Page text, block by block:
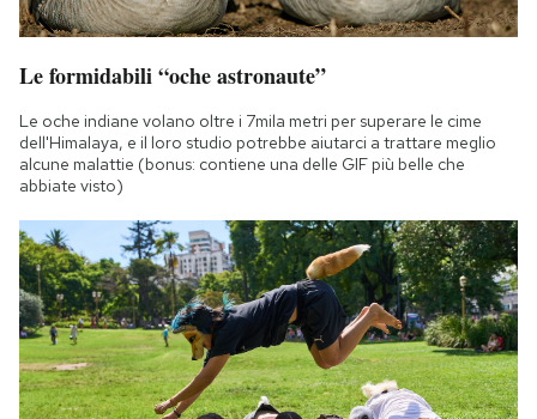
Le formidabili “oche astronaute”
Le oche indiane volano oltre i 7mila metri per superare le cime
dell'Himalaya, e il loro studio potrebbe aiutarci a trattare meglio
alcune malattie (bonus: contiene una delle GIF più belle che
abbiate visto)